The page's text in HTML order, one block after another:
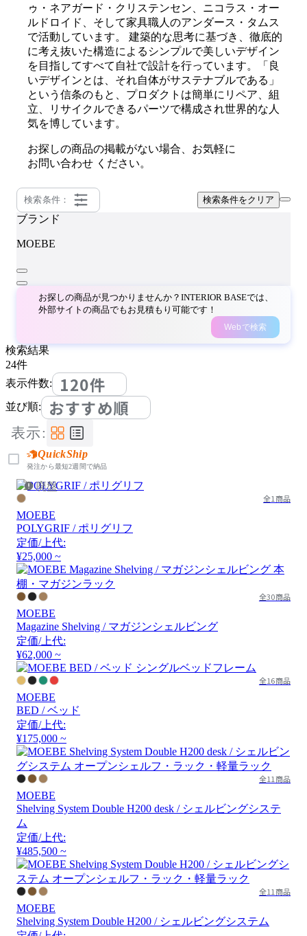
ゥ・ネアガード・クリステンセン、ニコラス・オー
ルドロイド、そして家具職人のアンダース・タムス
で活動しています。 建築的な思考に基づき、徹底的
に考え抜いた構造によるシンプルで美しいデザイン
を目指してすべて自社で設計を行っています。「良
いデザインとは、それ自体がサステナブルである」
という信条のもと、プロダクトは簡単にリペア、組
立、リサイクルできるパーツで構成され世界的な人
気を博しています。
お探しの商品の掲載がない場合、お気軽に
お問い合わせ ください。
検索条件： 検索条件をクリア
ブランド
MOEBE
お探しの商品が見つかりませんか？INTERIOR BASEでは、
外部サイトの商品でもお見積もり可能です！
Webで検索
検索結果
24件
表示件数:
120件
並び順: おすすめ順
表示:
QuickShip
発注から最短2週間で納品
廃盤
全1商品
MOEBE
POLYGRIF / ポリグリフ
定価/上代:
¥25,000 ~
全30商品
MOEBE
Magazine Shelving / マガジンシェルビング
定価/上代:
¥62,000 ~
全16商品
MOEBE
BED / ベッド
定価/上代:
¥175,000 ~
全11商品
MOEBE
Shelving System Double H200 desk / シェルビングシステ
ム
定価/上代:
¥485,500 ~
全11商品
MOEBE
Shelving System Double H200 / シェルビングシステム